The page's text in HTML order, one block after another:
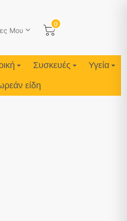
Μου
0
Συσκευές Υγεία
είδη